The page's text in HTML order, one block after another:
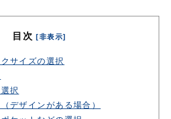
目次 [非表示]
サイズの選択
択
デザインがある場合）